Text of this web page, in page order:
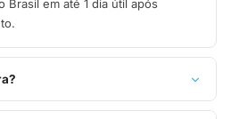
Brasil em até 1 dia útil após
sem juros no cartão de crédito,